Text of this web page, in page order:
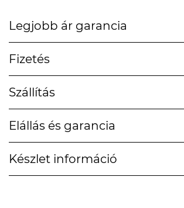
Legjobb ár garancia
Fizetés
Szállítás
Elállás és garancia
Készlet információ